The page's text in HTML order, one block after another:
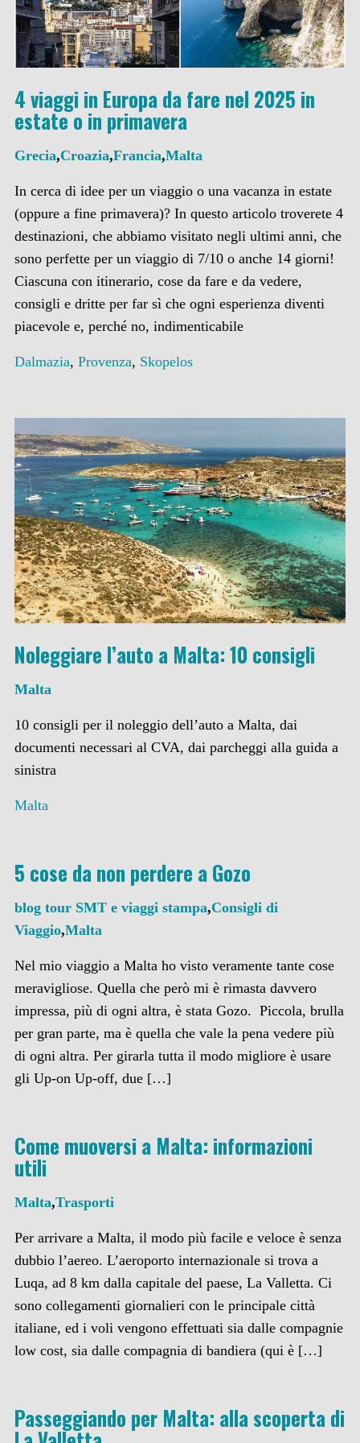
4 viaggi in Europa da fare nel 2025 in
estate o in primavera
Grecia,Croazia,Francia,Malta
In cerca di idee per un viaggio o una vacanza in estate
(oppure a fine primavera)? In questo articolo troverete 4
destinazioni, che abbiamo visitato negli ultimi anni, che
sono perfette per un viaggio di 7/10 o anche 14 giorni!
Ciascuna con itinerario, cose da fare e da vedere,
consigli e dritte per far sì che ogni esperienza diventi
piacevole e, perché no, indimenticabile
Dalmazia, Provenza, Skopelos
Noleggiare l’auto a Malta: 10 consigli
Malta
10 consigli per il noleggio dell’auto a Malta, dai
documenti necessari al CVA, dai parcheggi alla guida a
sinistra
Malta
5 cose da non perdere a Gozo
blog tour SMT e viaggi stampa,Consigli di
Viaggio,Malta
Nel mio viaggio a Malta ho visto veramente tante cose
meravigliose. Quella che però mi è rimasta davvero
impressa, più di ogni altra, è stata Gozo. Piccola, brulla
per gran parte, ma è quella che vale la pena vedere più
di ogni altra. Per girarla tutta il modo migliore è usare
gli Up-on Up-off, due […]
Come muoversi a Malta: informazioni
utili
Malta,Trasporti
Per arrivare a Malta, il modo più facile e veloce è senza
dubbio l’aereo. L’aeroporto internazionale si trova a
Luqa, ad 8 km dalla capitale del paese, La Valletta. Ci
sono collegamenti giornalieri con le principale città
italiane, ed i voli vengono effettuati sia dalle compagnie
low cost, sia dalle compagnia di bandiera (qui è […]
Passeggiando per Malta: alla scoperta di